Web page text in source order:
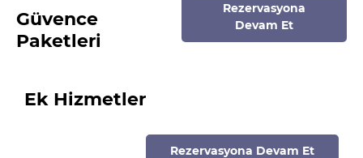
Güvence
Paketleri
Rezervasyona
Devam Et
Ek Hizmetler
Rezervasyona Devam Et